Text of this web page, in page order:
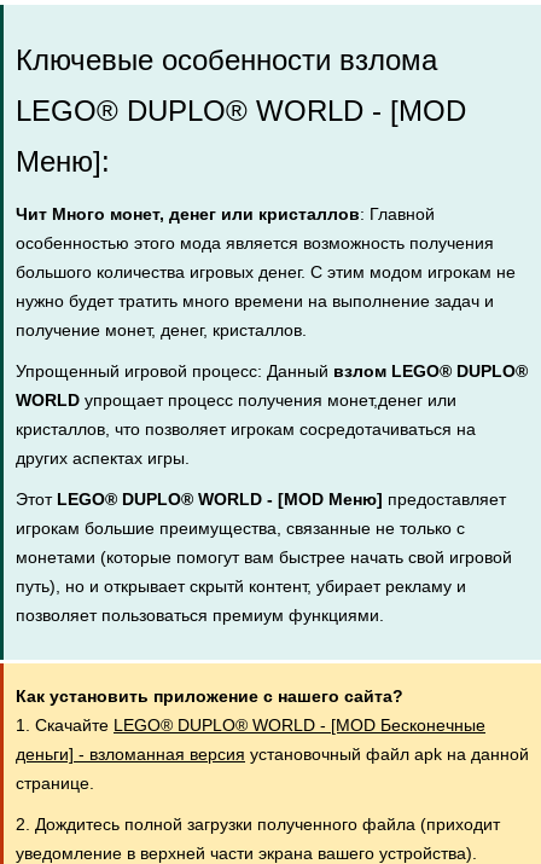
Ключевые особенности взлома
LEGO® DUPLO® WORLD - [MOD
Меню]:
Чит Много монет, денег или кристаллов: Главной
особенностью этого мода является возможность получения
большого количества игровых денег. С этим модом игрокам не
нужно будет тратить много времени на выполнение задач и
получение монет, денег, кристаллов.
Упрощенный игровой процесс: Данный взлом LEGO® DUPLO®
WORLD упрощает процесс получения монет,денег или
кристаллов, что позволяет игрокам сосредотачиваться на
других аспектах игры.
Этот LEGO® DUPLO® WORLD - [MOD Меню] предоставляет
игрокам большие преимущества, связанные не только с
монетами (которые помогут вам быстрее начать свой игровой
путь), но и открывает скрытй контент, убирает рекламу и
позволяет пользоваться премиум функциями.
Как установить приложение с нашего сайта?
1. Скачайте LEGO® DUPLO® WORLD - [MOD Бесконечные
деньги] - взломанная версия установочный файл apk на данной
странице.
2. Дождитесь полной загрузки полученного файла (приходит
уведомление в верхней части экрана вашего устройства).